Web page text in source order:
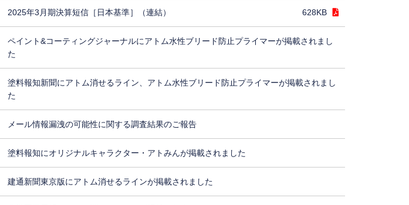
2025年3月期決算短信［日本基準］（連結） 628KB
ペイント&コーティングジャーナルにアトム水性ブリード防止プライマーが掲載されまし
た
塗料報知新聞にアトム消せるライン、アトム水性ブリード防止プライマーが掲載されまし
た
メール情報漏洩の可能性に関する調査結果のご報告
塗料報知にオリジナルキャラクター・アトみんが掲載されました
建通新聞東京版にアトム消せるラインが掲載されました